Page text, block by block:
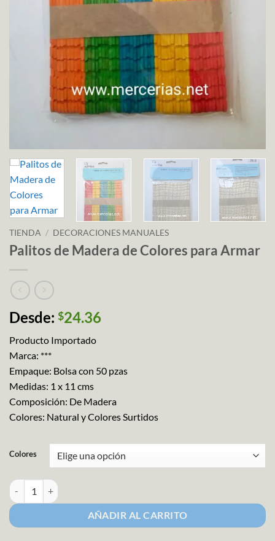
TIENDA / DECORACIONES MANUALES
Palitos de Madera de Colores para Armar
Desde: $24.36
Producto Importado
Marca: ***
Empaque: Bolsa con 50 pzas
Medidas: 1 x 11 cms
Composición: De Madera
Colores: Natural y Colores Surtidos
Colores
Palitos de Madera de Colores para Armar cantidad
AÑADIR AL CARRITO